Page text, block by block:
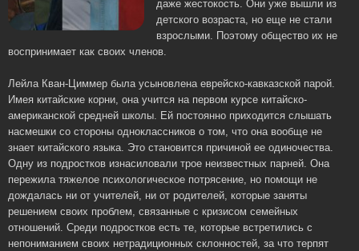
даже жестокость. Они уже вышли из
детского возраста, но еще не стали
взрослыми. Поэтому общество их не
воспринимает как своих членов.
Лейла Кван-Циммер была усыновлена еврейско-кавказской парой.
Имея китайские корни, она учится на первом курсе китайско-
американской средней школы. Ей постоянно приходится слышать
насмешки со стороны одноклассников о том, что она вообще не
знает китайского языка. Это становится причиной ее одиночества.
Одну из подростков изнасиловали трое неизвестных парней. Она
пережила тяжелое психологическое потрясение, но помощи не
дождалась ни от учителей, ни от родителей, которые заняты
решением своих проблем, связанные с кризисом семейных
отношений. Среди подростков есть те, которые встретились с
непониманием своих нетрадиционных склонностей, за что терпят